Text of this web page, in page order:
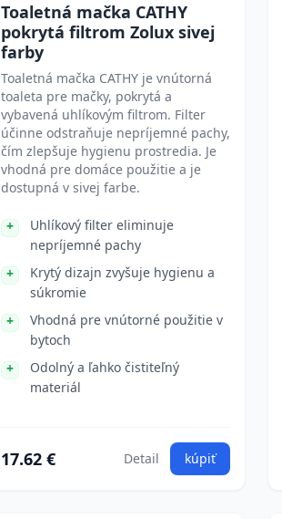
Toaletná mačka CATHY
pokrytá filtrom Zolux sivej
farby
Toaletná mačka CATHY je vnútorná
toaleta pre mačky, pokrytá a
vybavená uhlíkovým filtrom. Filter
účinne odstraňuje nepríjemné pachy,
čím zlepšuje hygienu prostredia. Je
vhodná pre domáce použitie a je
dostupná v sivej farbe.
Uhlíkový filter eliminuje
nepríjemné pachy
Krytý dizajn zvyšuje hygienu a
súkromie
Vhodná pre vnútorné použitie v
bytoch
Odolný a ľahko čistiteľný
materiál
17.62 € Detail kúpiť